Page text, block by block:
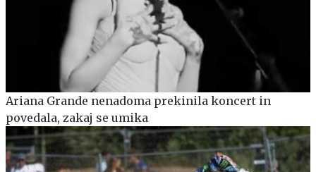
Ariana Grande nenadoma prekinila koncert in
povedala, zakaj se umika